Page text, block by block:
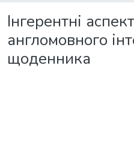
Інгерентні
англомовного
щоденника